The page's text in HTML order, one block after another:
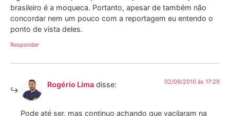
brasileiro é a moqueca. Portanto, apesar de também não
concordar nem um pouco com a reportagem eu entendo o
ponto de vista deles.
Responder
Rogério Lima disse: 02/09/2010 às 17:29
Pode até ser, mas continuo achando que vacilaram na